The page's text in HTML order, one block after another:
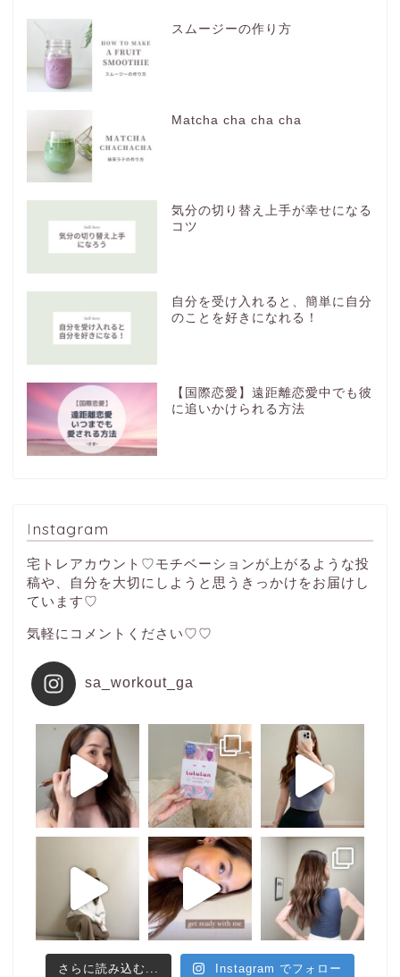
スムージーの作り方
Matcha cha cha cha
気分の切り替え上手が幸せになる
コツ
自分を受け入れると、簡単に自分
のことを好きになれる！
【国際恋愛】遠距離恋愛中でも彼
に追いかけられる方法
Instagram
宅トレアカウント♡モチベーションが上がるような投
稿や、自分を大切にしようと思うきっかけをお届けし
ています♡
気軽にコメントください♡♡
sa_workout_ga
さらに読み込む... Instagram でフォロー